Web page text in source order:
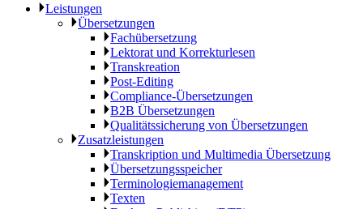
Leistungen
Übersetzungen
Fachübersetzung
Lektorat und Korrekturlesen
Transkreation
Post-Editing
Compliance-Übersetzungen
B2B Übersetzungen
Qualitätssicherung von Übersetzungen
Zusatzleistungen
Transkription und Multimedia Übersetzung
Übersetzungsspeicher
Terminologiemanagement
Texten